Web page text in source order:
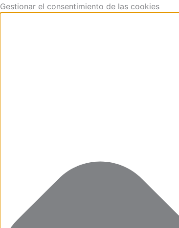
Gestionar el consentimiento de las cookies
Funcional
Preferencias
Estadísticas
Marketing
Ir